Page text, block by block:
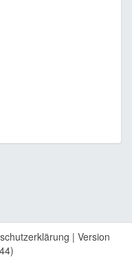
| Version